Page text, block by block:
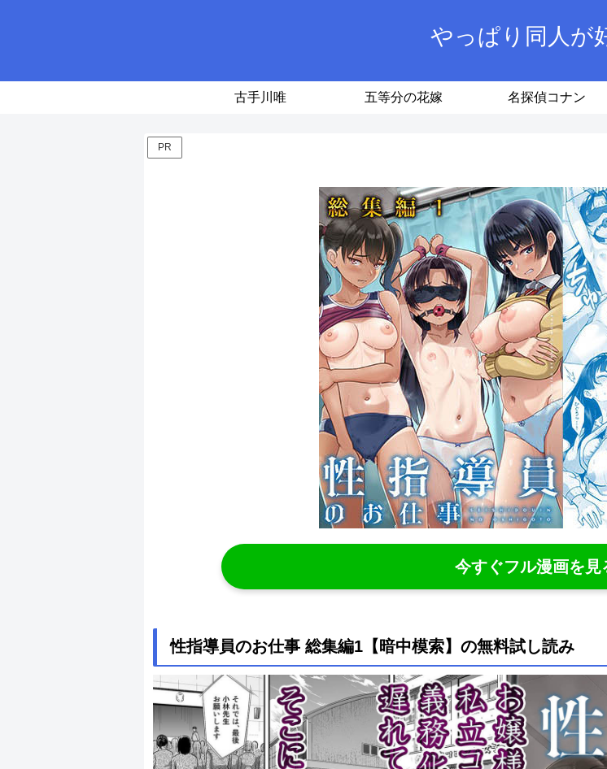
やっぱり同人が
古手川唯 五等分の花嫁 名探偵コナン
PR
今すぐフル漫画を
性指導員のお仕事 総集編1【暗中模索】の無料試し読み